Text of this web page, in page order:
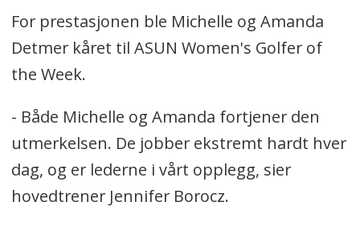
For prestasjonen ble Michelle og Amanda
Detmer kåret til ASUN Women's Golfer of
the Week.
- Både Michelle og Amanda fortjener den
utmerkelsen. De jobber ekstremt hardt hver
dag, og er lederne i vårt opplegg, sier
hovedtrener Jennifer Borocz.